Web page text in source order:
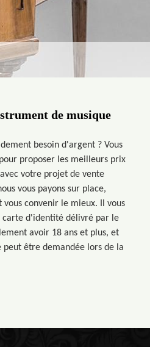
de musique
besoin d'argent ? Vous
proposer les meilleurs prix
votre projet de vente
vous payons sur place,
convenir le mieux. Il vous
carte d'identité délivré par le
avoir 18 ans et plus, et
être demandée lors de la